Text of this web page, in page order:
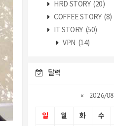
HRD STORY (20)
COFFEE STORY (8)
IT STORY (50)
VPN (14)
달력
« 2026/08
일 월 화 수